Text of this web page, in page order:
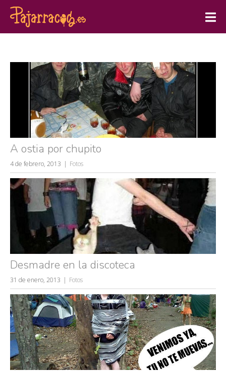
A ostia por chupito
4 de febrero, 2013 Fotos
Desmadre en la discoteca
31 de enero, 2013 Fotos